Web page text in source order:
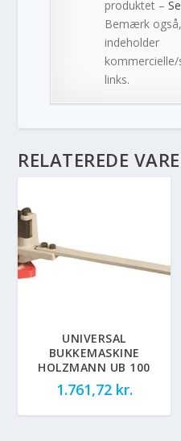
produktet –
Bemærk
indeholder
links.
RELATEREDE
UNIVERSAL
BUKKEMASKINE
HOLZMANN UB 100
1.761,72 kr.